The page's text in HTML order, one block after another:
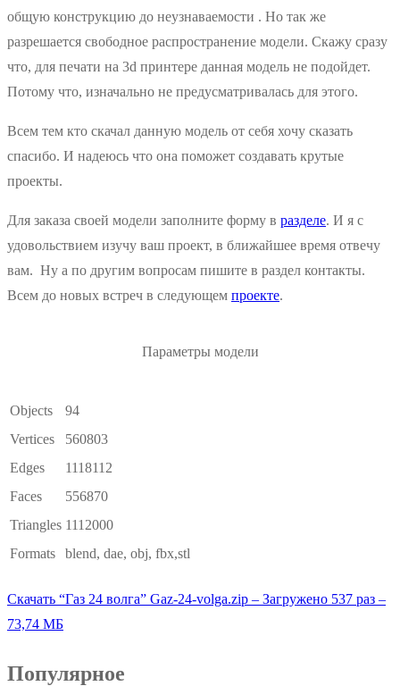
общую конструкцию до неузнаваемости . Но так же
разрешается свободное распространение модели. Скажу сразу
что, для печати на 3d принтере данная модель не подойдет.
Потому что, изначально не предусматривалась для этого.
Всем тем кто скачал данную модель от себя хочу сказать
спасибо. И надеюсь что она поможет создавать крутые
проекты.
Для заказа своей модели заполните форму в разделе. И я с
удовольствием изучу ваш проект, в ближайшее время отвечу
вам. Ну а по другим вопросам пишите в раздел контакты.
Всем до новых встреч в следующем проекте.
Параметры модели
Objects
94
Vertices
560803
Edges
1118112
Faces
556870
Triangles 1112000
Formats
blend, dae, obj, fbx,stl
Скачать “Газ 24 волга” Gaz-24-volga.zip – Загружено 537 раз –
73,74 МБ
Популярное